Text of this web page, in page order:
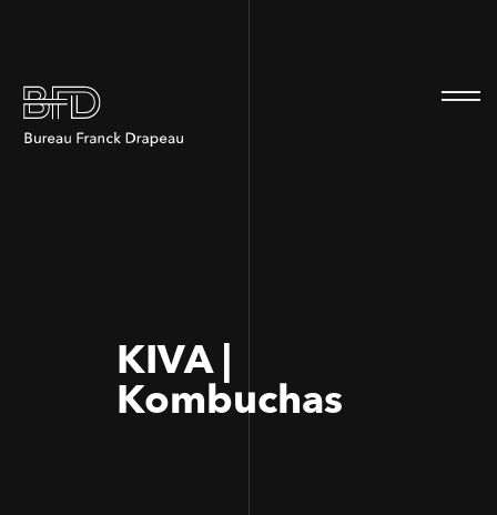
KIVA |
Kombuchas